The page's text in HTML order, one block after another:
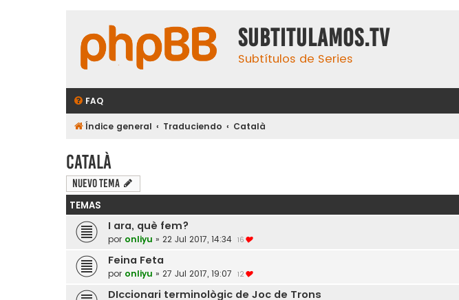
subtitulamos.tv
Subtítulos de Series
FAQ
Índice general Traduciendo Català
Català
Nuevo Tema
TEMAS
I ara, què fem?
por onliyu » 22 Jul 2017, 14:34 16
Feina Feta
por onliyu » 27 Jul 2017, 19:07 12
DIccionari terminològic de Joc de Trons